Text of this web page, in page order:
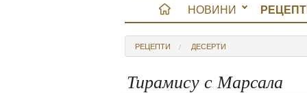
НОВИНИ
РЕЦЕПТИ ДЕСЕРТИ
Тирамису с Марсала